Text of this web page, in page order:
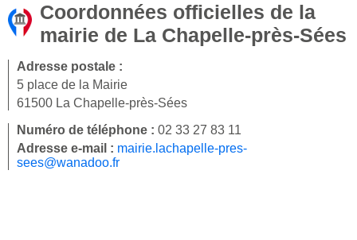
Coordonnées officielles de la
mairie de La Chapelle-près-Sées
Adresse postale :
5 place de la Mairie
61500 La Chapelle-près-Sées
Numéro de téléphone : 02 33 27 83 11
Adresse e-mail : mairie.lachapelle-pres-
sees@wanadoo.fr